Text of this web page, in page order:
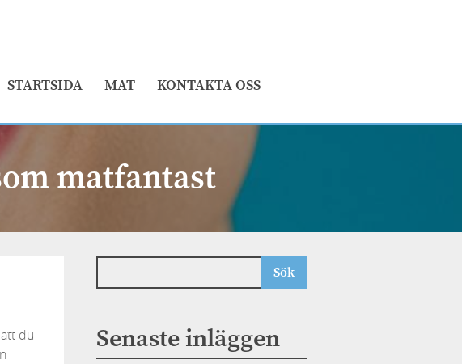
STARTSIDA MAT KONTAKTA OSS
matfantast
du
Senaste inläggen